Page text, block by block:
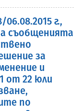
г.,
съобщенията
за
и
от 22 юли
по